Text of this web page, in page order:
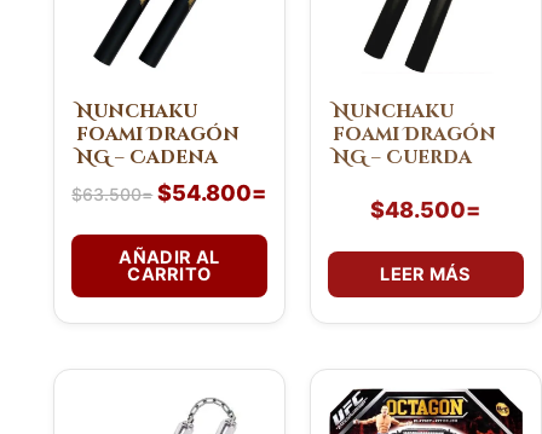
Nunchaku
foami Dragón
NG – Cadena
$63.500= $54.800=
AÑADIR AL
CARRITO
Nunchaku
foami Dragón
NG – Cuerda
$48.500=
LEER MÁS